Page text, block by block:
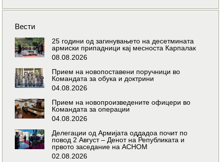
Вести
25 години од загинувањето на десетмината
армиски припадници кај месноста Карпалак
08.08.2026
Прием на новопоставени поручници во
Командата за обука и доктрини
04.08.2026
Прием на новопроизведените офицери во
Командата за операции
04.08.2026
Делегации од Армијата оддадоа почит по
повод 2 Август – Денот на Републиката и
првото заседание на АСНОМ
02.08.2026